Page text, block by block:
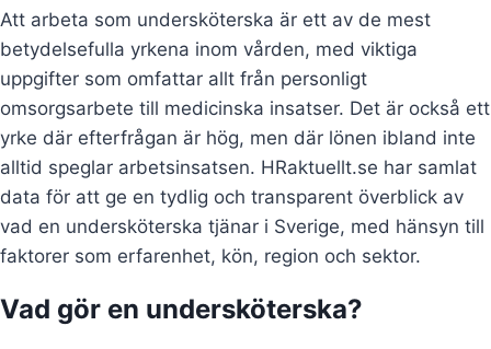
Att arbeta som undersköterska är ett av de mest
betydelsefulla yrkena inom vården, med viktiga
uppgifter som omfattar allt från personligt
omsorgsarbete till medicinska insatser. Det är också ett
yrke där efterfrågan är hög, men där lönen ibland inte
alltid speglar arbetsinsatsen. HRaktuellt.se har samlat
data för att ge en tydlig och transparent överblick av
vad en undersköterska tjänar i Sverige, med hänsyn till
faktorer som erfarenhet, kön, region och sektor.
Vad gör en undersköterska?